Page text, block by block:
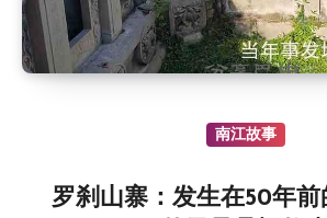
南江故事
罗刹山寨：发生在50年前